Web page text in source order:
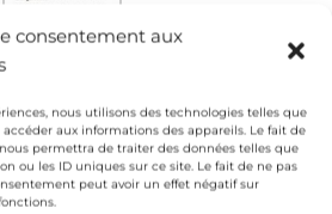
consentement aux
nous utilisons des technologies telles que
aux informations des appareils. Le fait de
permettra de traiter des données telles que
ou les ID uniques sur ce site. Le fait de ne pas
peut avoir un effet négatif sur
Equipe Technique
Française de Surf
Surf Club competition
Surf Club Presqu'ile